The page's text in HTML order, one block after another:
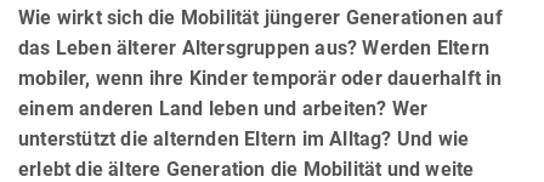
Wie wirkt sich die Mobilität jüngerer Generationen auf
das Leben älterer Altersgruppen aus? Werden Eltern
mobiler, wenn ihre Kinder temporär oder dauerhalft in
einem anderen Land leben und arbeiten? Wer
unterstützt die alternden Eltern im Alltag? Und wie
erlebt die ältere Generation die Mobilität und weite